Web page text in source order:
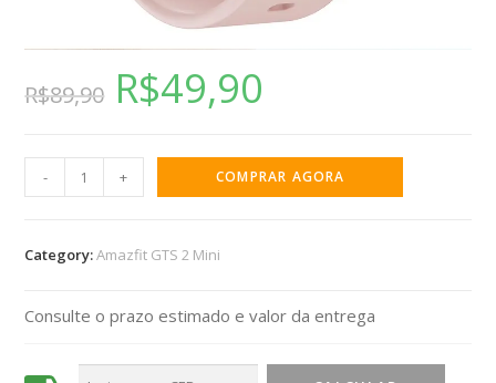
R$89,90 R$49,90
- + COMPRAR AGORA
Category:Amazfit GTS 2 Mini
Consulte o prazo estimado e valor da entrega